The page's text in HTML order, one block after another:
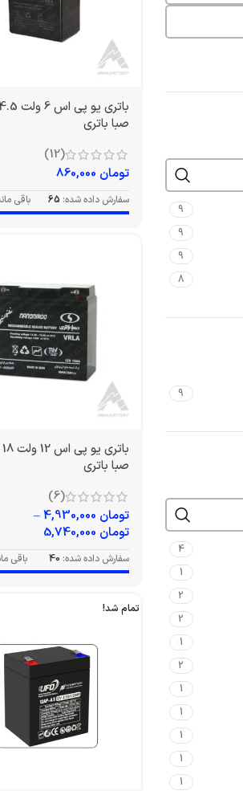
9
9
9
8
9
4
1
2
2
1
2
1
1
1
1
1
صبا باتری
(12)
تومان
سفارش داده شده: 65 باقی
صبا باتری
(6)
تومان
–
تومان
سفارش داده شده: 40 باقی
تمام شد!